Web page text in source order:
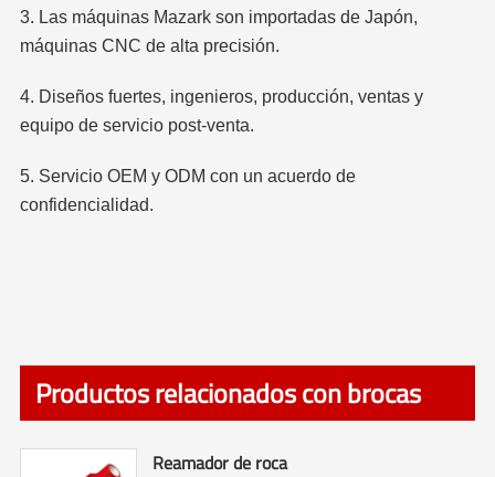
3. Las máquinas Mazark son importadas de Japón,
máquinas CNC de alta precisión.
4. Diseños fuertes, ingenieros, producción, ventas y
equipo de servicio post-venta.
5. Servicio OEM y ODM con un acuerdo de
confidencialidad.
Productos relacionados con brocas
Reamador de roca